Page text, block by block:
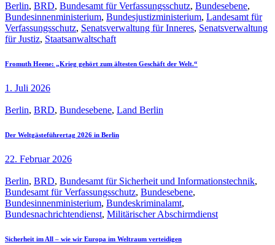
Berlin, BRD, Bundesamt für Verfassungsschutz, Bundesebene,
Bundesinnenministerium, Bundesjustizministerium, Landesamt für
Verfassungsschutz, Senatsverwaltung für Inneres, Senatsverwaltung
für Justiz, Staatsanwaltschaft
Fromuth Heene: „Krieg gehört zum ältesten Geschäft der Welt.“
1. Juli 2026
Berlin, BRD, Bundesebene, Land Berlin
Der Weltgästeführertag 2026 in Berlin
22. Februar 2026
Berlin, BRD, Bundesamt für Sicherheit und Informationstechnik,
Bundesamt für Verfassungsschutz, Bundesebene,
Bundesinnenministerium, Bundeskriminalamt,
Bundesnachrichtendienst, Militärischer Abschirmdienst
Sicherheit im All – wie wir Europa im Weltraum verteidigen